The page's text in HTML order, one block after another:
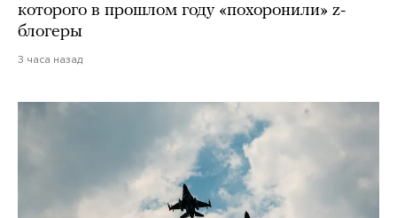
которого в прошлом году «похоронили» z-
блогеры
3 часа назад